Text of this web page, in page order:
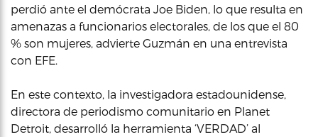
perdió ante el demócrata Joe Biden, lo que resulta en
amenazas a funcionarios electorales, de los que el 80
% son mujeres, advierte Guzmán en una entrevista
con EFE.
En este contexto, la investigadora estadounidense,
directora de periodismo comunitario en Planet
Detroit, desarrolló la herramienta ‘VERDAD’ al